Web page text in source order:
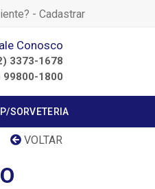
- Cadastrar
Conosco
3373-1678
99800-1800
P/SORVETERIA
VOLTAR